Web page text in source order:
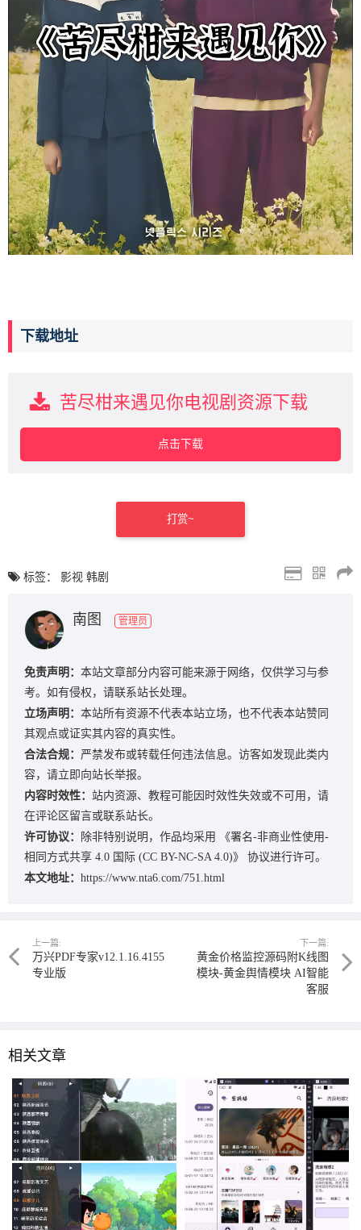
下载地址
苦尽柑来遇见你电视剧资源下载
点击下载
打赏~
标签： 影视 韩剧
南图 管理员
免责声明： 本站文章部分内容可能来源于网络，仅供学习与参
考。如有侵权，请联系站长处理。
立场声明： 本站所有资源不代表本站立场，也不代表本站赞同
其观点或证实其内容的真实性。
合法合规： 严禁发布或转载任何违法信息。访客如发现此类内
容，请立即向站长举报。
内容时效性： 站内资源、教程可能因时效性失效或不可用，请
在评论区留言或联系站长。
许可协议：
除非特别说明，作品均采用
《署名-非商业性使用-
相同方式共享 4.0 国际 (CC BY-NC-SA 4.0)》
协议进行许可。
本文地址： https://www.nta6.com/751.html
上一篇:
万兴PDF专家v12.1.16.4155
专业版
下一篇:
黄金价格监控源码附K线图
模块-黄金舆情模块 AI智能
客服
相关文章